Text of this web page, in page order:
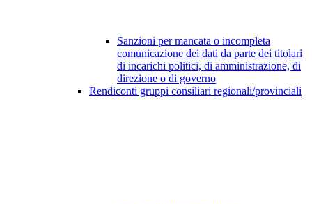
Sanzioni per mancata o incompleta
comunicazione dei dati da parte dei titolari
di incarichi politici, di amministrazione, di
direzione o di governo
Rendiconti gruppi consiliari regionali/provinciali